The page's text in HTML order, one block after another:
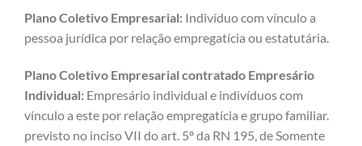
Plano Coletivo Empresarial: Indivíduo com vínculo a
pessoa jurídica por relação empregatícia ou estatutária.
Plano Coletivo Empresarial contratado Empresário
Individual: Empresário individual e indivíduos com
vínculo a este por relação empregatícia e grupo familiar.
previsto no inciso VII do art. 5º da RN 195, de Somente